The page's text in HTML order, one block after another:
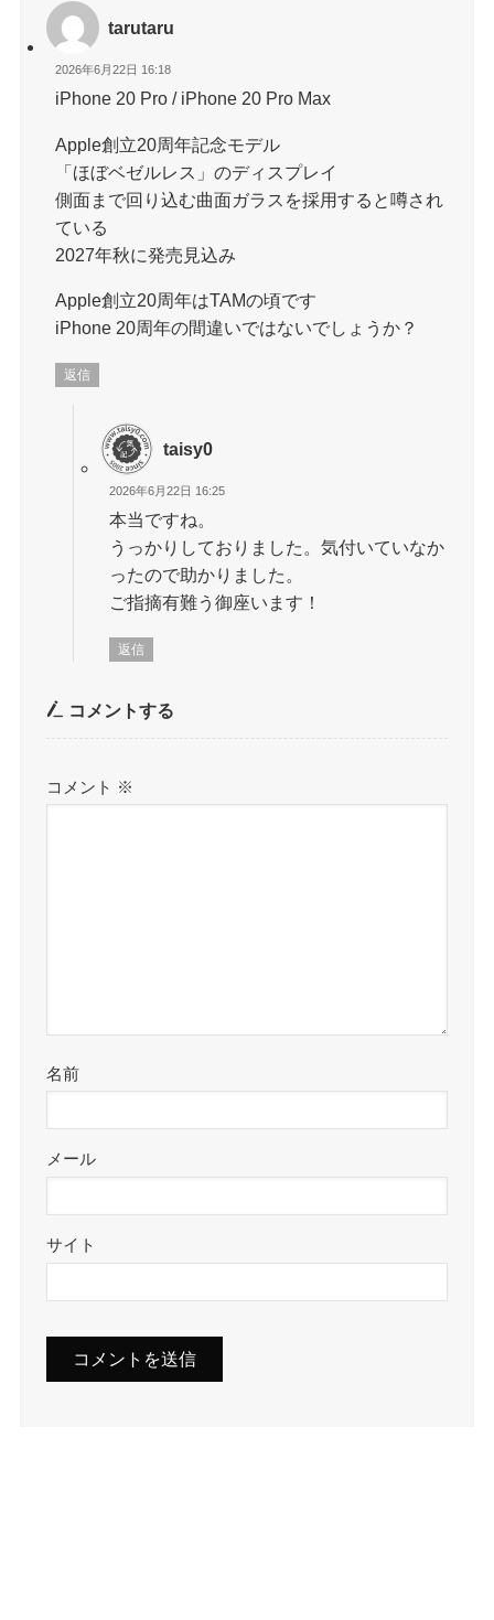
tarutaru
2026年6月22日 16:18
iPhone 20 Pro / iPhone 20 Pro Max
Apple創立20周年記念モデル
「ほぼベゼルレス」のディスプレイ
側面まで回り込む曲面ガラスを採用すると噂され
ている
2027年秋に発売見込み
Apple創立20周年はTAMの頃です
iPhone 20周年の間違いではないでしょうか？
返信
taisy0
2026年6月22日 16:25
本当ですね。
うっかりしておりました。気付いていなか
ったので助かりました。
ご指摘有難う御座います！
返信
コメントする
コメント ※
名前
メール
サイト